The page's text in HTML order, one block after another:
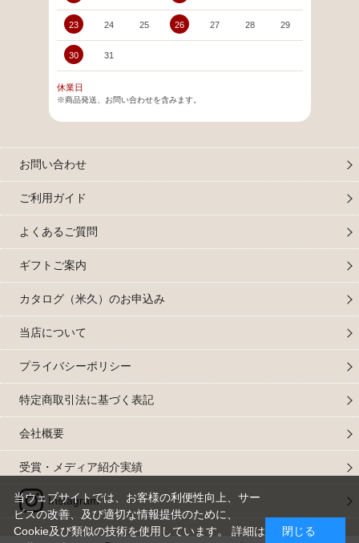
23 24 25 26 27 28 29
30 31
休業日
※商品発送、お問い合わせを含みます。
お問い合わせ
ご利用ガイド
よくあるご質問
ギフトご案内
カタログ（米久）のお申込み
当店について
プライバシーポリシー
特定商取引法に基づく表記
会社概要
受賞・メディア紹介実績
Instagram
当ウェブサイトでは、お客様の利便性向上、サー
ビスの改善、及び適切な情報提供のために、
Cookie及び類似の技術を使用しています。 詳細は
閉じる